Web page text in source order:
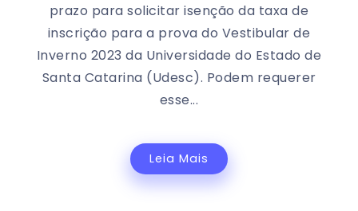
prazo para solicitar isenção da taxa de
inscrição para a prova do Vestibular de
Inverno 2023 da Universidade do Estado de
Santa Catarina (Udesc). Podem requerer
esse...
Leia Mais